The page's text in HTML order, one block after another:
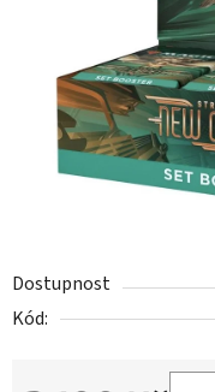
Dostupnost
Kód: